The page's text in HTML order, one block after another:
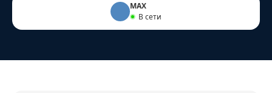
MAX
В сети